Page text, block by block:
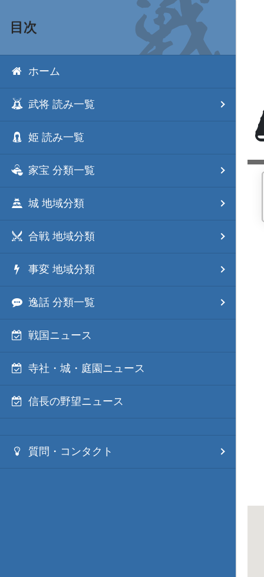
目次
ホーム
武将 読み一覧
姫 読み一覧
家宝 分類一覧
城 地域分類
合戦 地域分類
事変 地域分類
逸話 分類一覧
戦国ニュース
寺社・城・庭園ニュース
信長の野望ニュース
質問・コンタクト